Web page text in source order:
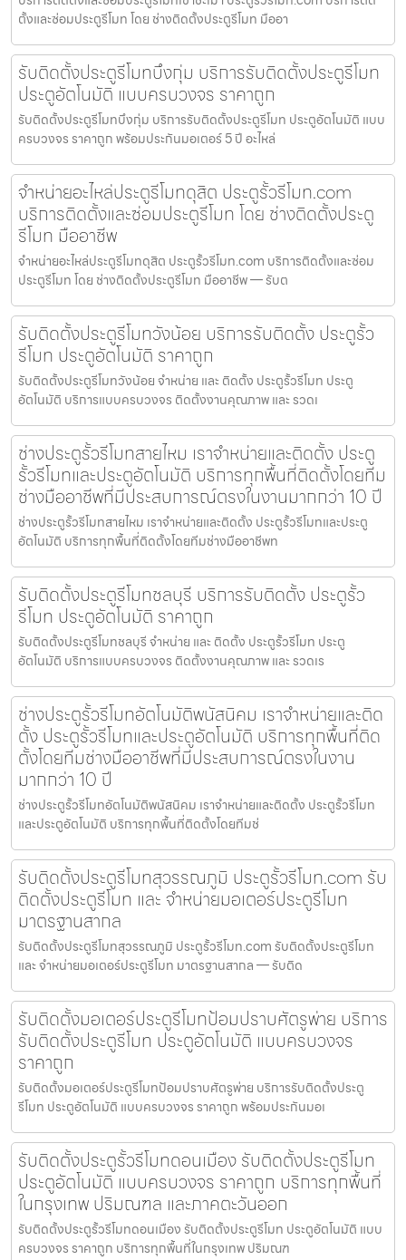
ตั้งและซ่อมประตูรีโมท โดย ช่างติดตั้งประตูรีโมท มืออา
รับติดตั้งประตูรีโมทบึงกุ่ม บริการรับติดตั้งประตูรีโมท
ประตูอัตโนมัติ แบบครบวงจร ราคาถูก
รับติดตั้งประตูรีโมทบึงกุ่ม บริการรับติดตั้งประตูรีโมท ประตูอัตโนมัติ แบบ
ครบวงจร ราคาถูก พร้อมประกันมอเตอร์ 5 ปี อะไหล่
จำหน่ายอะไหล่ประตูรีโมทดุสิต ประตูรั้วรีโมท.com
บริการติดตั้งและซ่อมประตูรีโมท โดย ช่างติดตั้งประตู
รีโมท มืออาชีพ
จำหน่ายอะไหล่ประตูรีโมทดุสิต ประตูรั้วรีโมท.com บริการติดตั้งและซ่อม
ประตูรีโมท โดย ช่างติดตั้งประตูรีโมท มืออาชีพ — รับต
รับติดตั้งประตูรีโมทวังน้อย บริการรับติดตั้ง ประตูรั้ว
รีโมท ประตูอัตโนมัติ ราคาถูก
รับติดตั้งประตูรีโมทวังน้อย จำหน่าย และ ติดตั้ง ประตูรั้วรีโมท ประตู
อัตโนมัติ บริการแบบครบวงจร ติดตั้งงานคุณภาพ และ รวดเ
ช่างประตูรั้วรีโมทสายไหม เราจำหน่ายและติดตั้ง ประตู
รั้วรีโมทและประตูอัตโนมัติ บริการทุกพื้นที่ติดตั้งโดยทีม
ช่างมืออาชีพที่มีประสบการณ์ตรงในงานมากกว่า 10 ปี
ช่างประตูรั้วรีโมทสายไหม เราจำหน่ายและติดตั้ง ประตูรั้วรีโมทและประตู
อัตโนมัติ บริการทุกพื้นที่ติดตั้งโดยทีมช่างมืออาชีพท
รับติดตั้งประตูรีโมทชลบุรี บริการรับติดตั้ง ประตูรั้ว
รีโมท ประตูอัตโนมัติ ราคาถูก
รับติดตั้งประตูรีโมทชลบุรี จำหน่าย และ ติดตั้ง ประตูรั้วรีโมท ประตู
อัตโนมัติ บริการแบบครบวงจร ติดตั้งงานคุณภาพ และ รวดเร
ช่างประตูรั้วรีโมทอัตโนมัติพนัสนิคม เราจำหน่ายและติด
ตั้ง ประตูรั้วรีโมทและประตูอัตโนมัติ บริการทุกพื้นที่ติด
ตั้งโดยทีมช่างมืออาชีพที่มีประสบการณ์ตรงในงาน
มากกว่า 10 ปี
ช่างประตูรั้วรีโมทอัตโนมัติพนัสนิคม เราจำหน่ายและติดตั้ง ประตูรั้วรีโมท
และประตูอัตโนมัติ บริการทุกพื้นที่ติดตั้งโดยทีมช่
รับติดตั้งประตูรีโมทสุวรรณภูมิ ประตูรั้วรีโมท.com รับ
ติดตั้งประตูรีโมท และ จำหน่ายมอเตอร์ประตูรีโมท
มาตรฐานสากล
รับติดตั้งประตูรีโมทสุวรรณภูมิ ประตูรั้วรีโมท.com รับติดตั้งประตูรีโมท
และ จำหน่ายมอเตอร์ประตูรีโมท มาตรฐานสากล — รับติด
รับติดตั้งมอเตอร์ประตูรีโมทป้อมปราบศัตรูพ่าย บริการ
รับติดตั้งประตูรีโมท ประตูอัตโนมัติ แบบครบวงจร
ราคาถูก
รับติดตั้งมอเตอร์ประตูรีโมทป้อมปราบศัตรูพ่าย บริการรับติดตั้งประตู
รีโมท ประตูอัตโนมัติ แบบครบวงจร ราคาถูก พร้อมประกันมอเ
รับติดตั้งประตูรั้วรีโมทดอนเมือง รับติดตั้งประตูรีโมท
ประตูอัตโนมัติ แบบครบวงจร ราคาถูก บริการทุกพื้นที่
ในกรุงเทพ ปริมณฑล และภาคตะวันออก
รับติดตั้งประตูรั้วรีโมทดอนเมือง รับติดตั้งประตูรีโมท ประตูอัตโนมัติ แบบ
ครบวงจร ราคาถูก บริการทุกพื้นที่ในกรุงเทพ ปริมณฑ